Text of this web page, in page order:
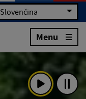
Slovenčina
Menu